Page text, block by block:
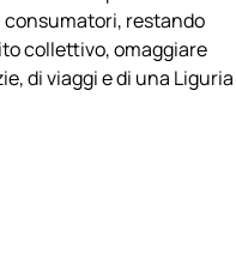
restando
collettivo, omaggiare
di viaggi e di una Liguria